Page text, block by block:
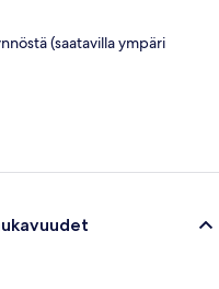
(saatavilla ympäri